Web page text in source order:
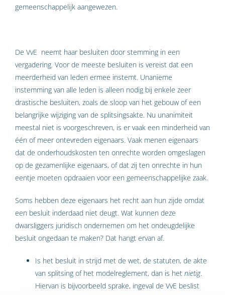
gemeenschappelijk aangewezen.
De VvE neemt haar besluiten door stemming in een
vergadering. Voor de meeste besluiten is vereist dat een
meerderheid van leden ermee instemt. Unanieme
instemming van alle leden is alleen nodig bij enkele zeer
drastische besluiten, zoals de sloop van het gebouw of een
belangrijke wijziging van de splitsingsakte. Nu unanimiteit
meestal niet is voor­ge­schreven, is er vaak een minderheid van
één of meer ontevreden eigenaars. Vaak menen eigen­aars
dat de onderhoudskosten ten onrechte worden omgeslagen
op de gezamen­lijke eigenaars, of dat zij ten onrechte in hun
eentje moeten opdraaien voor een ge­meen­schap­pelijke zaak.
Soms hebben deze eigenaars het recht aan hun zijde omdat
een besluit inderdaad niet deugt. Wat kunnen deze
dwarsliggers juridisch ondernemen om het ondeugdelijke
besluit ongedaan te maken? Dat hangt ervan af.
Is het besluit in strijd met de wet, de statuten, de akte
van splitsing of het model­reglement, dan is het nietig.
Hiervan is bijvoorbeeld sprake, ingeval de VvE beslist